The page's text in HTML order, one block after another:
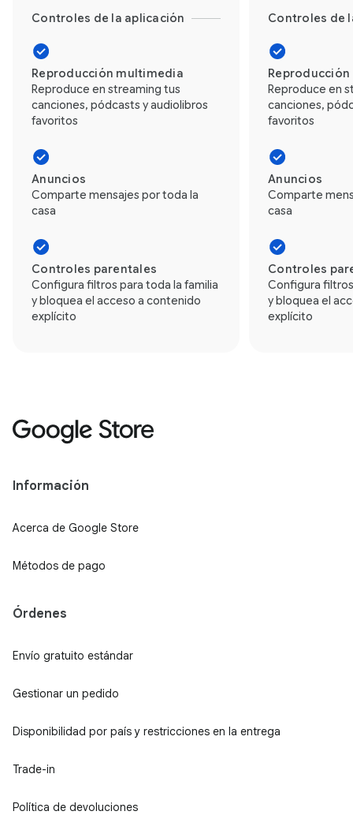
Controles de la aplicación Controles de
Reproducción multimedia
Reproduce en streaming tus
canciones, pódcasts y audiolibros
favoritos
Reproduce en
canciones,
favoritos
Anuncios
Comparte mensajes por toda la
casa
Anuncios
Comparte
casa
Controles parentales
Configura filtros para toda la familia
y bloquea el acceso a contenido
explícito
Controles
Configura
y bloquea el
explícito
Información
Acerca de Google Store
Métodos de pago
Órdenes
Envío gratuito estándar
Gestionar un pedido
Disponibilidad por país y restricciones en la entrega
Trade-in
Política de devoluciones